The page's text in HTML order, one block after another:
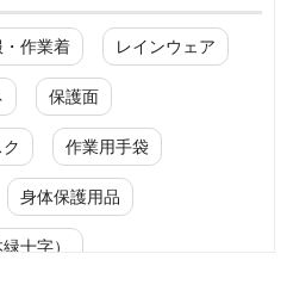
作業着 レインウェア
保護面
作業用手袋
身体保護用品
十字）